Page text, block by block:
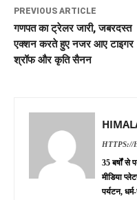
PREVIOUS ARTICLE
गणपत का ट्रेलर जारी, जबरदस्त
एक्शन करते हुए नजर आए टाइगर
श्रॉफ और कृति सैनन
HTTPS://
35 बर्षों से
मीडिया
पर्यटन,